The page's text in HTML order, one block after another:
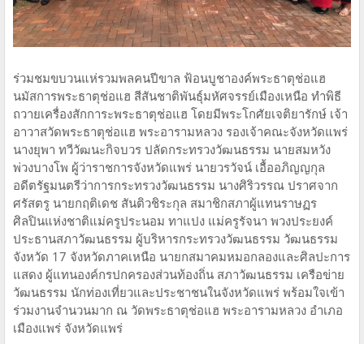
ร่วมชมขบวนแห่รวมพลคนปีขาล ฟ้อนบูชาองค์พระธาตุช่อแฮ
นมัสการพระธาตุช่อแฮ สีสันชาติพันธุ์มหัศจรรย์เมืองเหนือ ทำพิธี
ถวายเครื่องสักการะพระธาตุช่อแฮ โดยมีพระโกศัยเจติยารักษ์ เจ้า
อาวาสวัดพระธาตุช่อแฮ พระอารามหลวง รองเจ้าคณะจังหวัดแพร่
นางยุพา ทวีวัฒนะกิจบวร ปลัดกระทรวงวัฒนธรรม นายสมหวัง
พ่วงบางโพ ผู้ว่าราชการจังหวัดแพร่ นายวรวัจน์ เอื้ออภิญญกุล
อดีตรัฐมนตรีว่าการกระทรวงวัฒนธรรม นางศิริวรรณ ปราศจาก
ศรัสตรู นายกฤติเดช สันติวชิระกุล สมาชิกสภาผู้แทนราษฏร
ศิลปินแห่งชาติแม่ครูประนอม ทาแปง แม่ครูรัจนา พวงประยงค์
ประธานสภาวัฒนธรรม ผู้บริหารกระทรวงวัฒนธรรม วัฒนธรรม
จังหวัด 17 จังหวัดภาคเหนือ นายกสมาคมหมอกลองและศิลปะการ
แสดง ผู้แทนองค์กรปกครองส่วนท้องถิ่น สภาวัฒนธรรม เครือข่าย
วัฒนธรรม นักท่องเที่ยวและประชาชนในจังหวัดแพร่ พร้อมใจเข้า
ร่วมงานจำนวนมาก ณ วัดพระธาตุช่อแฮ พระอารามหลวง อำเภอ
เมืองแพร่ จังหวัดแพร่